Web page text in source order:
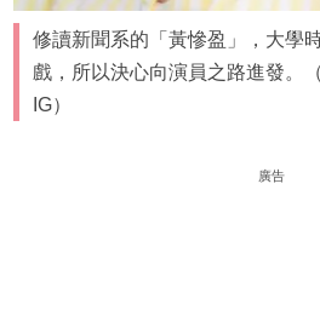
修讀新聞系的「黃慘盈」，大學
戲，所以決心向演員之路進發。
IG）
廣告